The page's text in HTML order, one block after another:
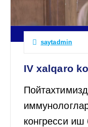
saytadmin
IV xalqaro
конгресси